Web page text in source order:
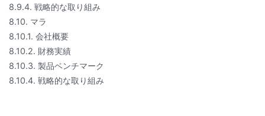
8.9.4. 戦略的な取り組み
8.10. マラ
8.10.1. 会社概要
8.10.2. 財務実績
8.10.3. 製品ベンチマーク
8.10.4. 戦略的な取り組み